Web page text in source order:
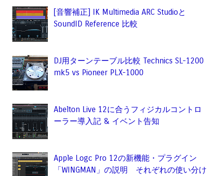
[音響補正] IK Multimedia ARC Studioと
SoundID Reference 比較
DJ用ターンテーブル比較 Technics SL-1200
mk5 vs Pioneer PLX-1000
Abelton Live 12に合うフィジカルコントロ
ーラー導入記 & イベント告知
Apple Logc Pro 12の新機能・プラグイン
「WINGMAN」の説明 それぞれの使い分け